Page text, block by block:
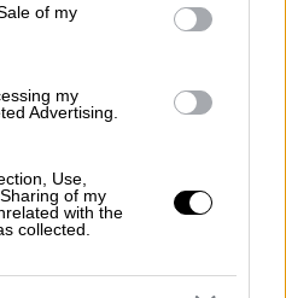
of my
my
Advertising.
Use,
of my
with the
collected.
Οι
οι διεθνείς
τα εκπαιδευτικά
συνέδρια και οι
λειτουργούν ως
των οποίων η Ελλάδα
την παρουσία της στον
του ευρύτερου